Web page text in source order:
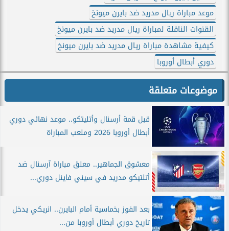
موعد مباراة ريال مدريد ضد بايرن ميونخ
القنوات الناقلة لمباراة ريال مدريد ضد بايرن ميونخ
كيفية مشاهدة مباراة ريال مدريد ضد بايرن ميونخ
دوري أبطال أوروبا
موضوعات متعلقة
قبل قمة أرسنال وأتليتكو.. موعد نهائي دوري
أبطال أوروبا 2026 وملعب المباراة
معشوق الجماهير.. معلق مباراة آرسنال ضد
أتلتيكو مدريد في سيني فاينل دوري...
بعد الفوز بخماسية أمام البايرن.. انريكي يدخل
تاريخ دوري أبطال أوروبا من...